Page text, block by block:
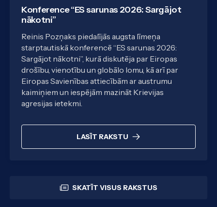
Konference “ES sarunas 2026: Sargājot
nākotni”
Reinis Pozņaks piedalījās augsta līmeņa
starptautiskā konferencē “ES sarunas 2026:
Sargājot nākotni”, kurā diskutēja par Eiropas
drošību, vienotību un globālo lomu, kā arī par
Eiropas Savienības attiecībām ar austrumu
kaimiņiem un iespējām mazināt Krievijas
agresijas ietekmi.
LASĪT RAKSTU
SKATĪT VISUS RAKSTUS